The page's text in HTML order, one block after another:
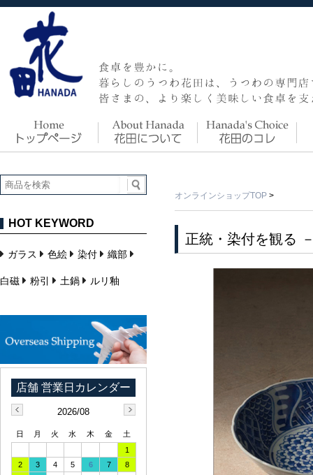
オンラインショップTOP >
正統・染付を観る
HOT KEYWORD
ガラス 色絵 染付 織部
白磁 粉引 土鍋 ルリ釉
2026/08
日 月 火 水 木 金
土
1
2
3 4 5 6 7
8